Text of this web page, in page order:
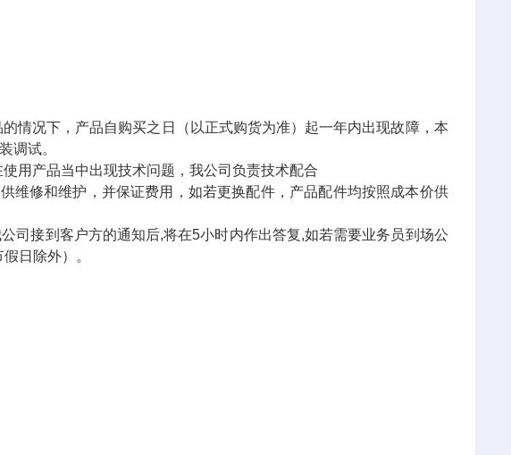
情况下，产品自购买之日（以正式购货为准）起一年内出现故障，本
调试。
用产品当中出现技术问题，我公司负责技术配合
维修和维护，并保证费用，如若更换配件，产品配件均按照成本价供
司接到客户方的通知后,将在5小时内作出答复,如若需要业务员到场公
日除外）。